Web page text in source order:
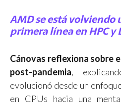
AMD se está volviendo
primera línea en HPC y
Cánovas reflexiona sobre
post-pandemia,
evolucionó desde un
en CPUs hacia una